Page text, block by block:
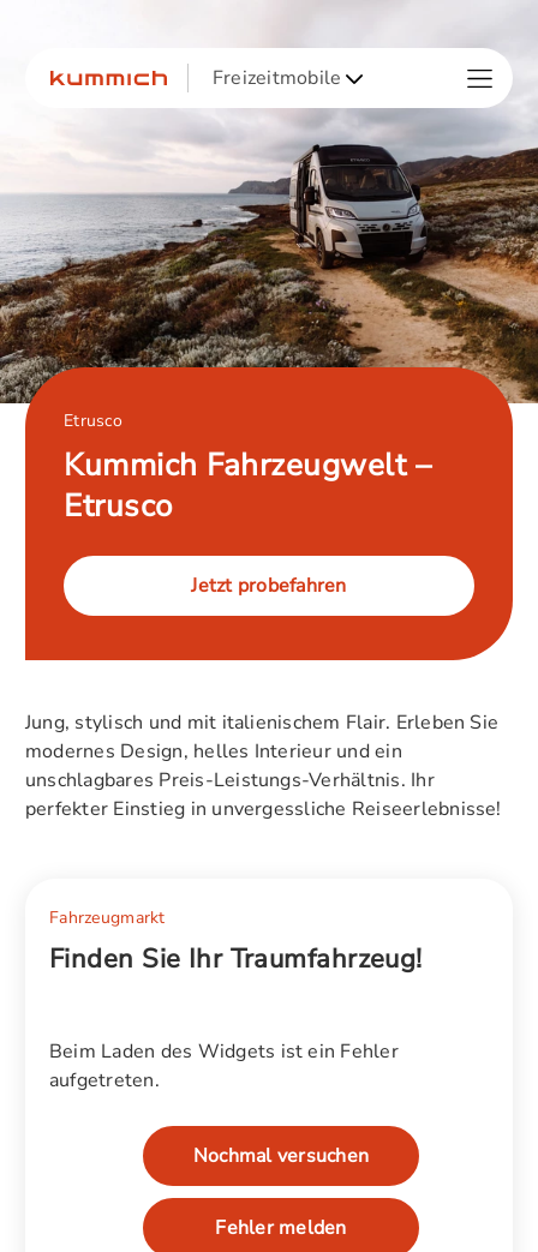
Freizeitmobile
Etrusco
Kummich Fahrzeugwelt –
Etrusco
Jetzt probefahren
Jung, stylisch und mit italienischem Flair. Erleben Sie
modernes Design, helles Interieur und ein
unschlagbares Preis-Leistungs-Verhältnis. Ihr
perfekter Einstieg in unvergessliche Reiseerlebnisse!
Fahrzeugmarkt
Finden Sie Ihr Traumfahrzeug!
Beim Laden des Widgets ist ein Fehler
aufgetreten.
Nochmal versuchen
Fehler melden